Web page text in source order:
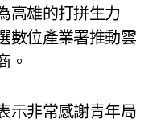
高雄的打拼生力
數位產業署推動雲
。
示非常感謝青年局